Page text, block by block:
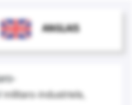
ANGLAIS
FRANÇAIS
militaro-industriels,